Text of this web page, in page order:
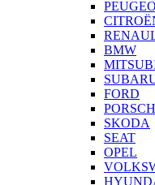
BMW
FORD
SKODA
SEAT
OPEL